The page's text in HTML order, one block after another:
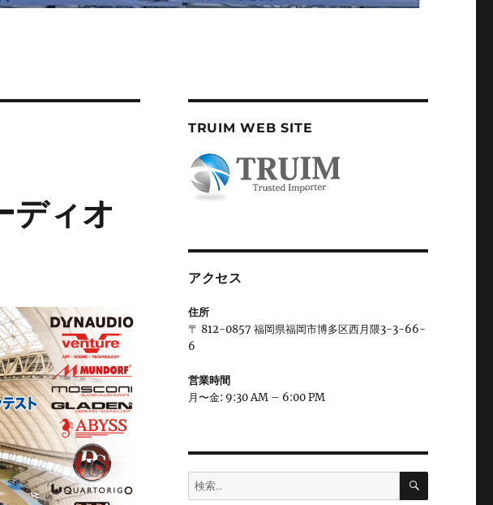
ディオ
TRUIM WEB SITE
アクセス
住所
〒 812-0857 福岡県福岡市博多区西月隈3-3-66-
6
営業時間
月〜金: 9:30 AM – 6:00 PM
検
索:
検